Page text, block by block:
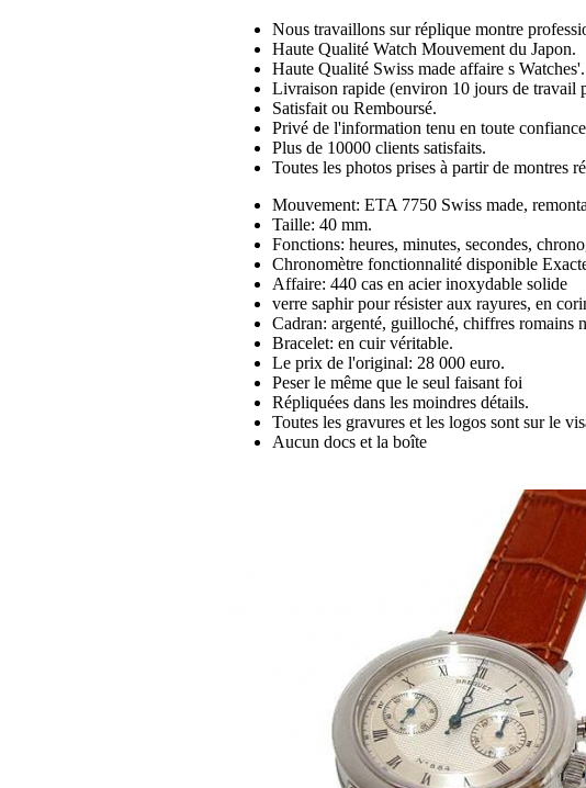
Nous travaillons sur réplique montre
Haute Qualité Watch Mouvement du Japon.
Haute Qualité Swiss made affaire s Watches'.
Livraison rapide (environ 10 jours de travail
Satisfait ou Remboursé.
Privé de l'information tenu en toute
Plus de 10000 clients satisfaits.
Toutes les photos prises à partir de montres
Mouvement: ETA 7750 Swiss made,
Taille: 40 mm.
Fonctions: heures, minutes, secondes,
Chronomètre fonctionnalité disponible
Affaire: 440 cas en acier inoxydable solide
verre saphir pour résister aux rayures, en
Cadran: argenté, guilloché, chiffres romains
Bracelet: en cuir véritable.
Le prix de l'original: 28 000 euro.
Peser le même que le seul faisant foi
Répliquées dans les moindres détails.
Toutes les gravures et les logos sont sur le
Aucun docs et la boîte